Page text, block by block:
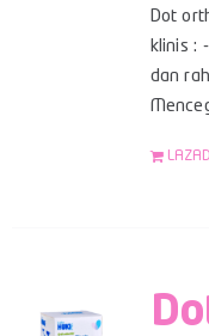
Dot
klinis :
dan